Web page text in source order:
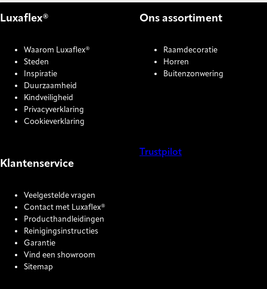
Luxaflex®
Waarom Luxaflex®
Steden
Inspiratie
Duurzaamheid
Kindveiligheid
Privacyverklaring
Cookieverklaring
Ons assortiment
Raamdecoratie
Horren
Buitenzonwering
Klantenservice
Veelgestelde vragen
Contact met Luxaflex®
Producthandleidingen
Reinigingsinstructies
Garantie
Vind een showroom
Sitemap
Trustpilot